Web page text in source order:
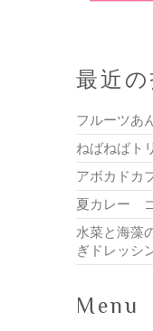
最近の
フルーツあ
ねばねばト
アボカドカ
夏カレー
水菜と海藻
ぎドレッシ
Menu